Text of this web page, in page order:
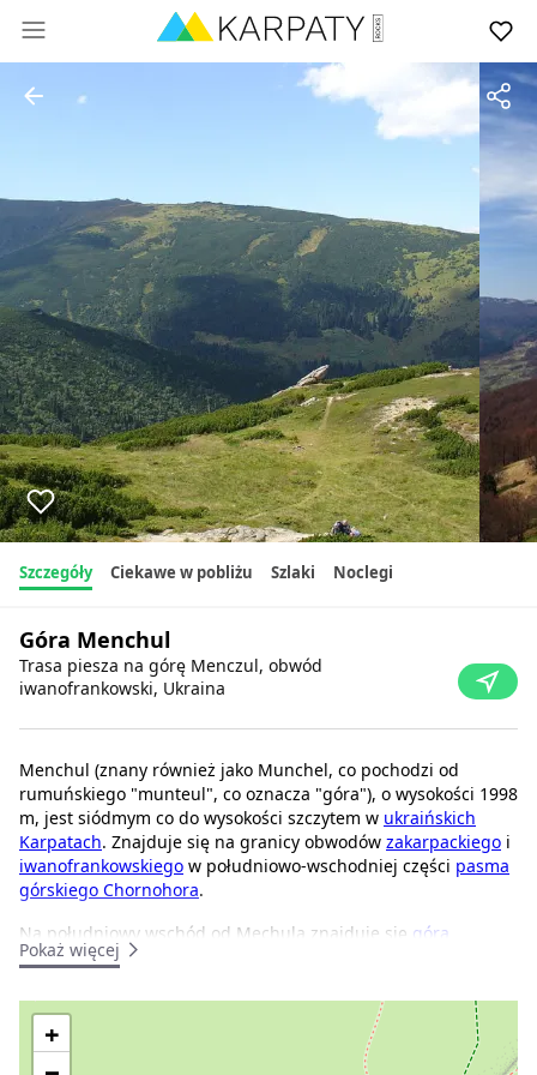
Szczegóły Ciekawe w pobliżu Szlaki Noclegi
Góra Menchul
Trasa piesza na górę Menczul, obwód
iwanofrankowski, Ukraina
Menchul (znany również jako Munchel, co pochodzi od
rumuńskiego "munteul", co oznacza "góra"), o wysokości 1998
m, jest siódmym co do wysokości szczytem w ukraińskich
Karpatach. Znajduje się na granicy obwodów zakarpackiego i
iwanofrankowskiego w południowo-wschodniej części pasma
górskiego Chornohora.
Na południowy wschód od Mechula znajduje się góra
Dzembronia, na północny zachód
Zbocza góry Mechul są łagodne, więc nie jest trudno się na
nią wspiąć.
Pokaż więcej
+